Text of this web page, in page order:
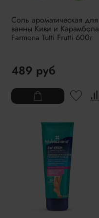
Соль ароматическая для
ванны Киви и Карамбола
Farmona Tutti Frutti 600г
489 руб